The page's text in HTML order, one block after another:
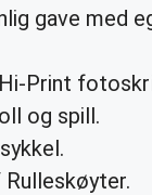
gave med
Print
og spill.